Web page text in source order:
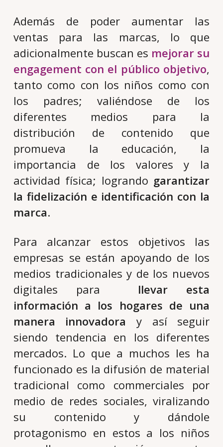
Además de poder aumentar las
ventas para las marcas, lo que
adicionalmente buscan es mejorar su
engagement con el público objetivo,
tanto como con los niños como con
los padres; valiéndose de los
diferentes medios para la
distribución de contenido que
promueva la educación, la
importancia de los valores y la
actividad física; logrando garantizar
la fidelización e identificación con la
marca.
Para alcanzar estos objetivos las
empresas se están apoyando de los
medios tradicionales y de los nuevos
digitales para llevar esta
información a los hogares de una
manera innovadora y así seguir
siendo tendencia en los diferentes
mercados. Lo que a muchos les ha
funcionado es la difusión de material
tradicional como commerciales por
medio de redes sociales, viralizando
su contenido y dándole
protagonismo en estos a los niños